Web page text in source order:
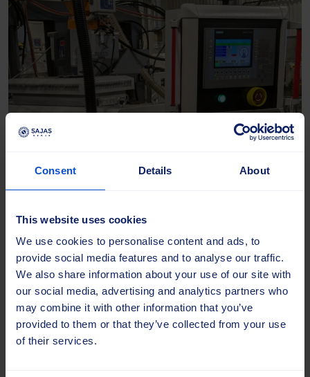
Consent Details About
This website uses cookies
We use cookies to personalise content and ads, to
provide social media features and to analyse our traffic.
We also share information about your use of our site with
our social media, advertising and analytics partners who
may combine it with other information that you’ve
provided to them or that they’ve collected from your use
of their services.